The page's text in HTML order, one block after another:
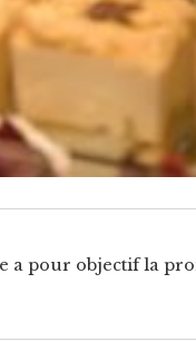
a pour objectif la